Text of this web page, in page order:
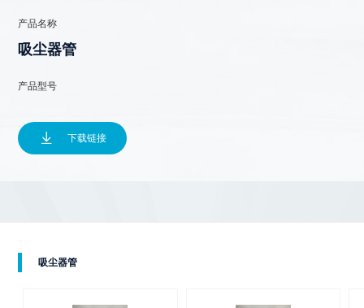
产品名称
吸尘器管
产品型号
 下载链接
吸尘器管